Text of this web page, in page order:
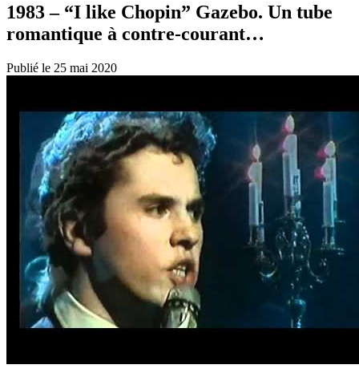
1983 – “I like Chopin” Gazebo. Un tube
romantique à contre-courant…
Publié le 25 mai 2020